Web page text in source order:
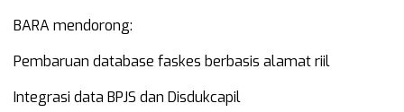
BARA mendorong:
Pembaruan database faskes berbasis alamat riil
Integrasi data BPJS dan Disdukcapil